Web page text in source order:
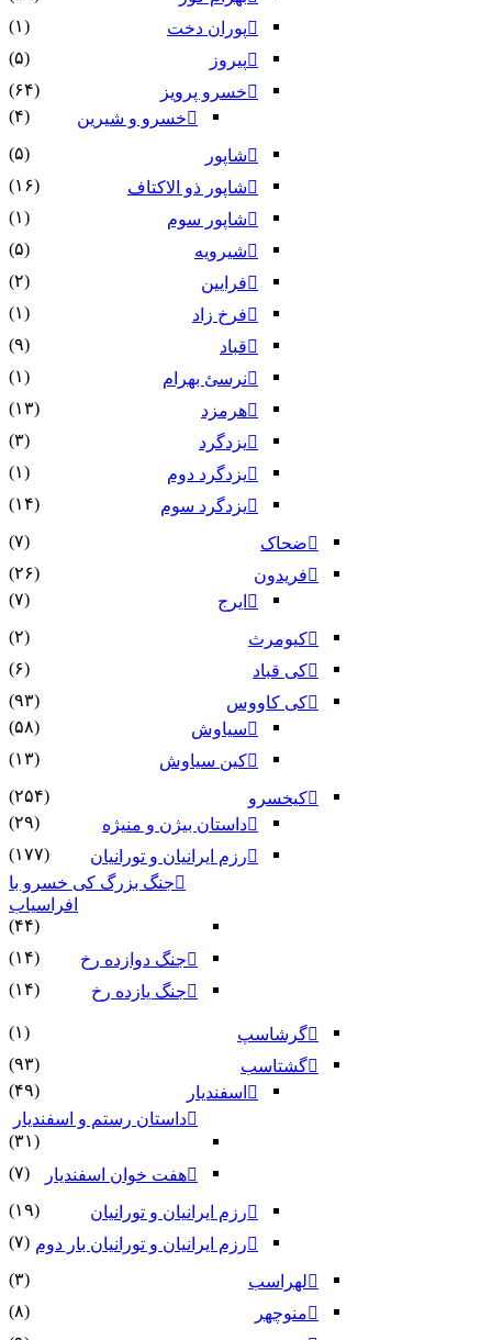
پوران دخت
(۱)
پیروز
(۵)
خسرو پرویز
(۶۴)
خسرو و شیرین
(۴)
شاپور
(۵)
شاپور ذو الاکتاف
(۱۶)
شاپور سوم‏
(۱)
شیرویه
(۵)
فرایین
(۲)
فرخ زاد
(۱)
قباد
(۹)
نرسئ بهرام‏
(۱)
هرمزد
(۱۳)
یزدگرد
(۳)
یزدگرد دوم
(۱)
یزدگرد سوم
(۱۴)
ضحاک
(۷)
فریدون
(۲۶)
ایرج
(۷)
کیومرث
(۲)
کی قباد
(۶)
کی کاووس
(۹۳)
سیاوش
(۵۸)
کین سیاوش
(۱۳)
کیخسرو
(۲۵۴)
داستان بیژن و منیژه
(۲۹)
رزم ایرانیان و تورانیان
(۱۷۷)
جنگ بزرگ کی خسرو با
افراسیاب
(۴۴)
جنگ دوازده رخ
(۱۴)
جنگ یازده رخ
(۱۴)
گرشاسپ
(۱)
گشتاسب
(۹۳)
اسفندیار
(۴۹)
داستان رستم و اسفندیار
(۳۱)
هفت خوان اسفندیار
(۷)
رزم ایرانیان و تورانیان
(۱۹)
رزم ایرانیان و تورانیان بار دوم (۷)
لهراسب
(۳)
منوچهر
(۸)